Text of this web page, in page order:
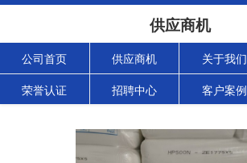
供应商机
公司首页 供应商机 关于我们
荣誉认证 招聘中心 客户案例